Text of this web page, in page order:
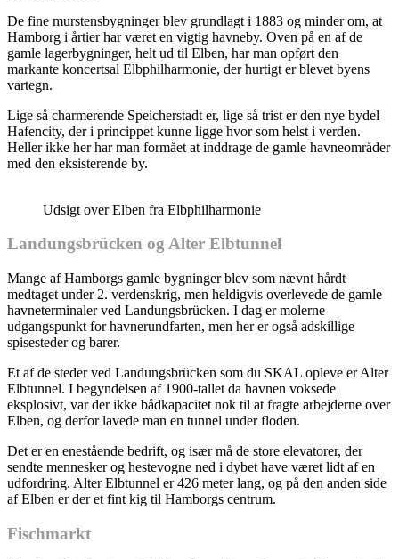
De fine murstensbygninger blev grundlagt i 1883 og minder om, at
Hamborg i årtier har været en vigtig havneby. Oven på en af de
gamle lagerbygninger, helt ud til Elben, har man opført den
markante koncertsal Elbphilharmonie, der hurtigt er blevet byens
vartegn.
Lige så charmerende Speicherstadt er, lige så trist er den nye bydel
Hafencity, der i princippet kunne ligge hvor som helst i verden.
Heller ikke her har man formået at inddrage de gamle havneområder
med den eksisterende by.
Udsigt over Elben fra Elbphilharmonie
Landungsbrücken og Alter Elbtunnel
Mange af Hamborgs gamle bygninger blev som nævnt hårdt
medtaget under 2. verdenskrig, men heldigvis overlevede de gamle
havneterminaler ved Landungsbrücken. I dag er molerne
udgangspunkt for havnerundfarten, men her er også adskillige
spisesteder og barer.
Et af de steder ved Landungsbrücken som du SKAL opleve er Alter
Elbtunnel. I begyndelsen af 1900-tallet da havnen voksede
eksplosivt, var der ikke bådkapacitet nok til at fragte arbejderne over
Elben, og derfor lavede man en tunnel under floden.
Det er en enestående bedrift, og især må de store elevatorer, der
sendte mennesker og hestevogne ned i dybet have været lidt af en
udfordring. Alter Elbtunnel er 426 meter lang, og på den anden side
af Elben er der et fint kig til Hamborgs centrum.
Fischmarkt